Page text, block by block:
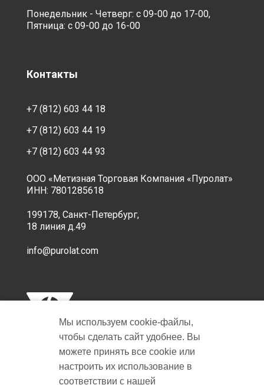
Понедельник - Четверг: с 09-00 до 17-00,
Пятница: с 09-00 до 16-00
Контакты
+7 (812) 603 44 18
+7 (812) 603 44 19
+7 (812) 603 44 93
ООО «Метизная Торговая Компания «Пуролат»
ИНН: 7801285618
199178, Санкт-Петербург,
18 линия д.49
info@purolat.com
Copyright © 2001-2026 Пуролат.
Мы используем cookie‑файлы,
чтобы сделать сайт удобнее. Вы
можете принять все cookie или
настроить их использование в
соответствии с нашей